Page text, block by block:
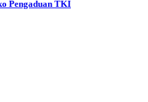
Pengaduan TKI